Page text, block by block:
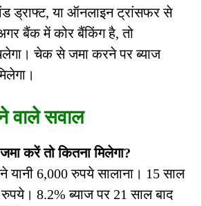
ड्राफ्ट, या ऑनलाइन ट्रांसफर से
बैंक में कोर बैंकिंग है, तो
चेक से जमा करने पर ब्याज
वाले सवाल
करें तो कितना मिलेगा?
यानी 6,000 रुपये सालाना। 15 साल
8.2% ब्याज पर 21 साल बाद